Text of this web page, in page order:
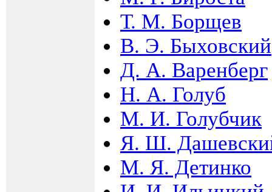
Т. М. Борщев
В. Э. Быховский
Д. А. Варенберг
Н. А. Голуб
М. И. Голубчик
Я. Ш.
М. Я. Детинко